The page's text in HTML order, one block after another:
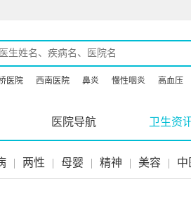
医院 西南医院 鼻炎 慢性咽炎 高血压
医院导航 卫生资
| 两性 | 母婴 | 精神 | 美容 | 中